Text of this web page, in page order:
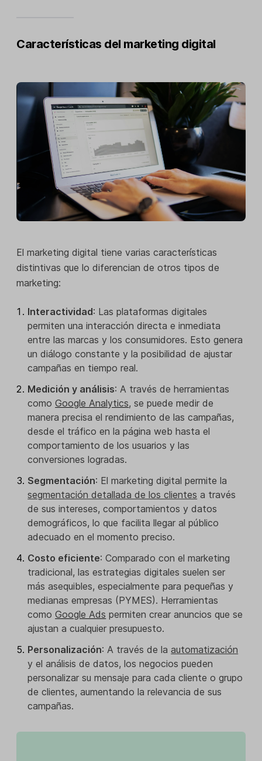
Características del marketing digital
El marketing digital tiene varias características
distintivas que lo diferencian de otros tipos de
marketing:
Interactividad: Las plataformas digitales
permiten una interacción directa e inmediata
entre las marcas y los consumidores. Esto genera
un diálogo constante y la posibilidad de ajustar
campañas en tiempo real.
Medición y análisis: A través de herramientas
comoGoogle Analytics, se puede medir de
manera precisa el rendimiento de las campañas,
desde el tráfico en la página web hasta el
comportamiento de los usuarios y las
conversiones logradas.
Segmentación: El marketing digital permite la
segmentación detallada de los clientes a través
de sus intereses, comportamientos y datos
demográficos, lo que facilita llegar al público
adecuado en el momento preciso.
Costo eficiente: Comparado con el marketing
tradicional, las estrategias digitales suelen ser
más asequibles, especialmente para pequeñas y
medianas empresas (PYMES). Herramientas
comoGoogle Ads permiten crear anuncios que se
ajustan a cualquier presupuesto.
Personalización: A través de laautomatización
y el análisis de datos, los negocios pueden
personalizar su mensaje para cada cliente o grupo
de clientes, aumentando la relevancia de sus
campañas.